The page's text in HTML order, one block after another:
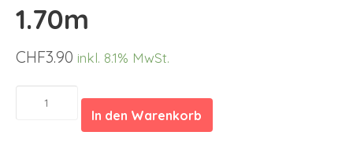
1.70m
CHF3.90 inkl. 8.1% MwSt.
Eisenbahn-
Girlande
1.70m
In den Warenkorb